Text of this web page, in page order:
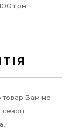
грн
товар Вам не
сезон